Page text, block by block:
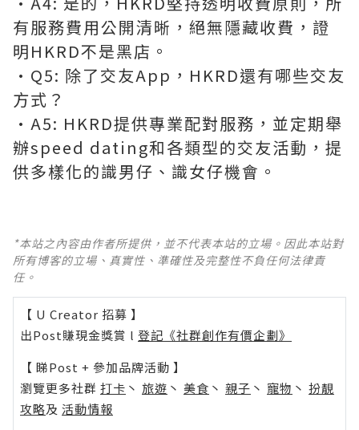
有服務費用公開清晰，絕無隱藏收費，證
明HKRD不是黑店。
•Q5: 除了交友App，HKRD還有哪些交友
方式？
•A5: HKRD提供專業配對服務，並定期舉
辦speed dating和各類型的交友活動，提
供多樣化的識男仔、識女仔機會。
*本站之內容由作者所提供，並不代表本站的立場。因此本站對
所有博客的立場、真實性、準確性及完整性不負任何法律責
任。
【 U Creator 招募 】
出Post賺現金獎賞 l 登記《社群創作有價企劃》
【 睇Post + 參加品牌活動 】
瀏覽更多社群 打卡 丶 旅遊 丶 美食 丶 親子 丶 寵物 丶 扮靚
攻略及 活動情報